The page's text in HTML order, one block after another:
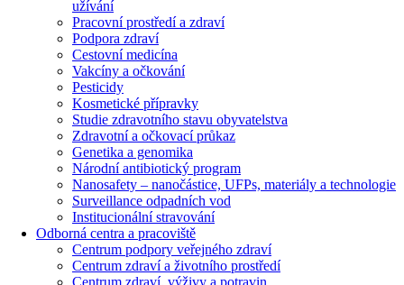
užívání
Pracovní prostředí a zdraví
Podpora zdraví
Cestovní medicína
Vakcíny a očkování
Pesticidy
Kosmetické přípravky
Studie zdravotního stavu obyvatelstva
Zdravotní a očkovací průkaz
Genetika a genomika
Národní antibiotický program
Nanosafety – nanočástice, UFPs, materiály a technologie
Surveillance odpadních vod
Institucionální stravování
Odborná centra a pracoviště
Centrum podpory veřejného zdraví
Centrum zdraví a životního prostředí
Centrum zdraví, výživy a potravin